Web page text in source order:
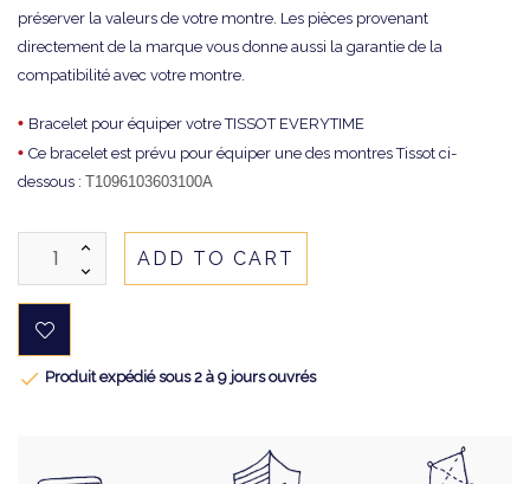
préserver la valeurs de votre montre. Les pièces provenant
directement de la marque vous donne aussi la garantie de la
compatibilité avec votre montre.
• Bracelet pour équiper votre TISSOT EVERYTIME
• Ce bracelet est prévu pour équiper une des montres Tissot ci-
dessous : T1096103603100A
ADD TO CART
 Produit expédié sous 2 à 9 jours ouvrés